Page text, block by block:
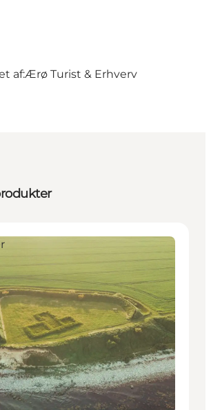
af:Ærø Turist & Erhverv